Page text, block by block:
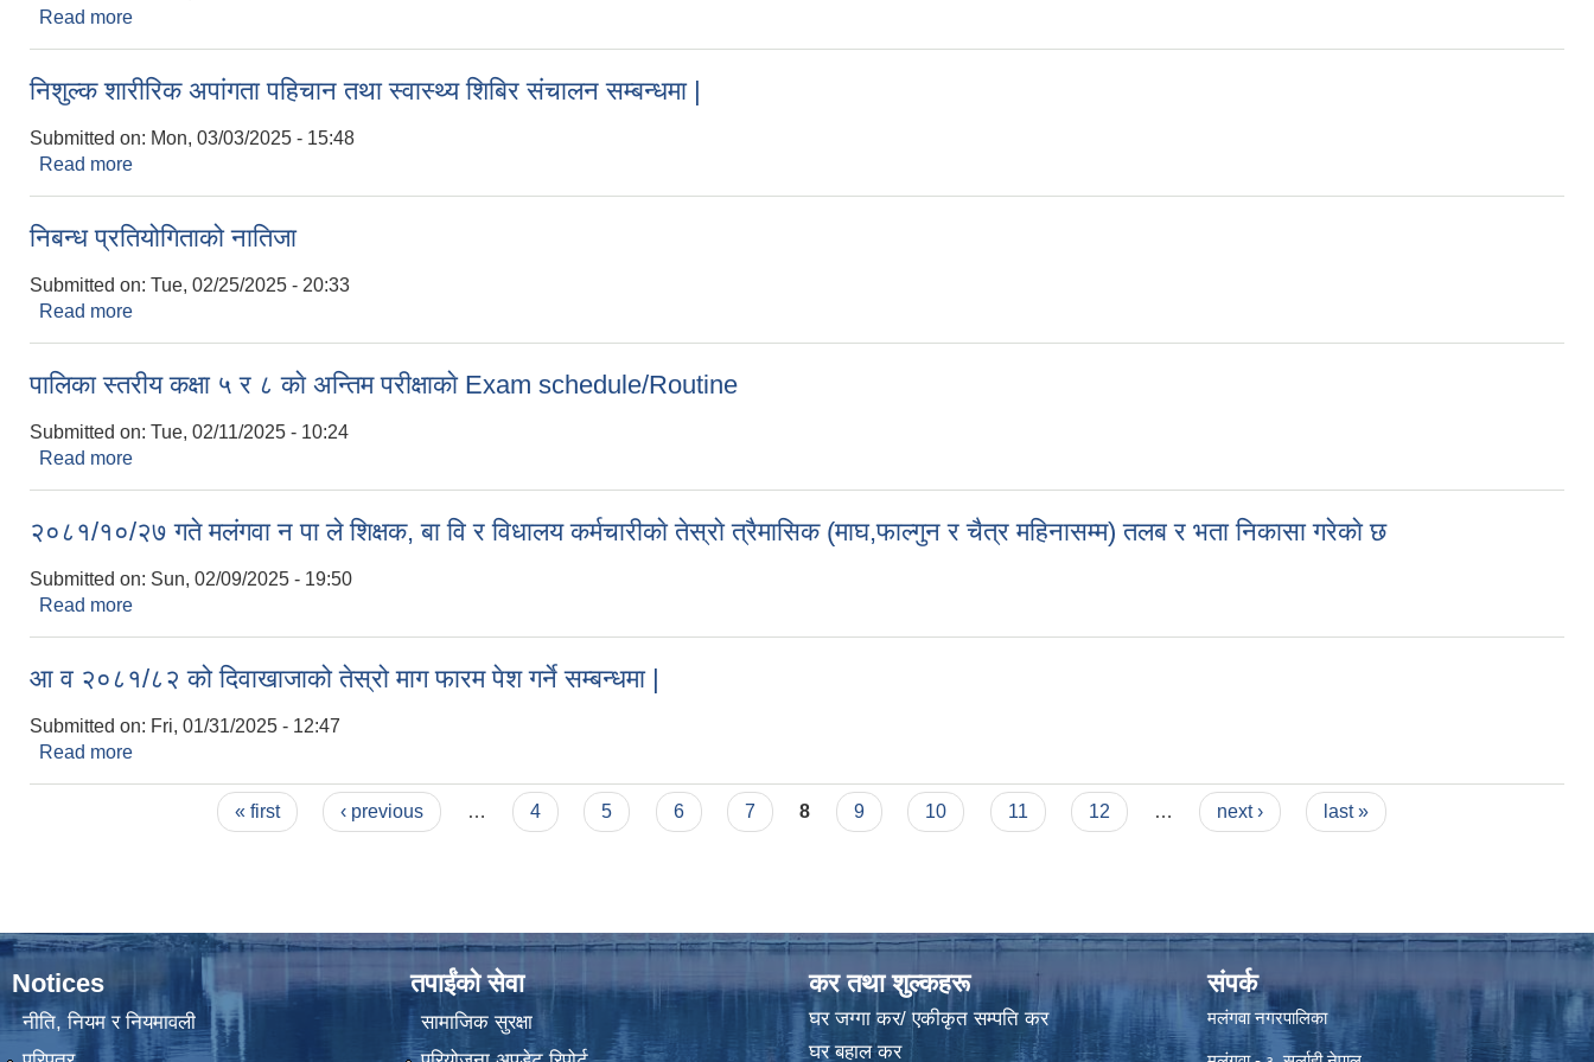
Read more
निशुल्क शारीरिक अपांगता पहिचान तथा स्वास्थ्य शिबिर संचालन सम्बन्धमा |
Submitted on: Mon, 03/03/2025 - 15:48
Read more
निबन्ध प्रतियोगिताको नातिजा
Submitted on: Tue, 02/25/2025 - 20:33
Read more
पालिका स्तरीय कक्षा ५ र ८ काे अन्तिम परीक्षाकाे Exam schedule/Routine
Submitted on: Tue, 02/11/2025 - 10:24
Read more
२०८१/१०/२७ गते मलंगवा न पा ले शिक्षक, बा वि र विधालय कर्मचारीकाे तेस्राे त्रैमासिक (माघ,फाल्गुन र चैत्र महिनासम्म) तलब र भता निकासा गरेकाे छ
Submitted on: Sun, 02/09/2025 - 19:50
Read more
आ व २०८१/८२ को दिवाखाजाको तेस्रो माग फारम पेश गर्ने सम्बन्धमा |
Submitted on: Fri, 01/31/2025 - 12:47
Read more
« first ‹ previous … 4 5 6 7 8 9 10 11 12 … next › last »
Notices
नीति, नियम र नियमावली
तपाईंको सेवा
सामाजिक सुरक्षा
कर तथा शुल्कहरू
घर जग्गा कर/ एकीकृत सम्पति कर
घर बहाल कर
संपर्क
मलंगवा नगरपालिका